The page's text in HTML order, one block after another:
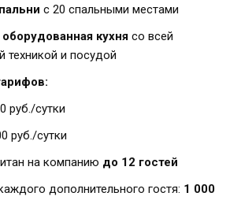
с 20 спальными местами
кухня со всей
техникой и посудой
руб./сутки
руб./сутки
на компанию до 12 гостей
дополнительного гостя: 1 000